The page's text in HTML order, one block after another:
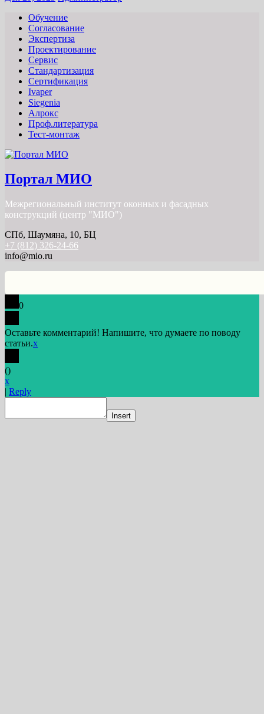
Обучение
Согласование
Экспертиза
Проектирование
Сервис
Стандартизация
Сертификация
Ivaper
Siegenia
Алрокс
Проф.литература
Тест-монтаж
Портал МИО
Межрегиональный институт оконных и фасадных
конструкций (центр "МИО")
СПб, Шаумяна, 10, БЦ
+7 (812) 326-24-66
info@mio.ru
0
Оставьте комментарий! Напишите, что думаете по поводу
статьи.x
()
x
| Reply
Insert